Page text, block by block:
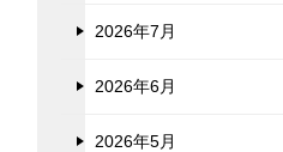
2026年7月
2026年6月
2026年5月